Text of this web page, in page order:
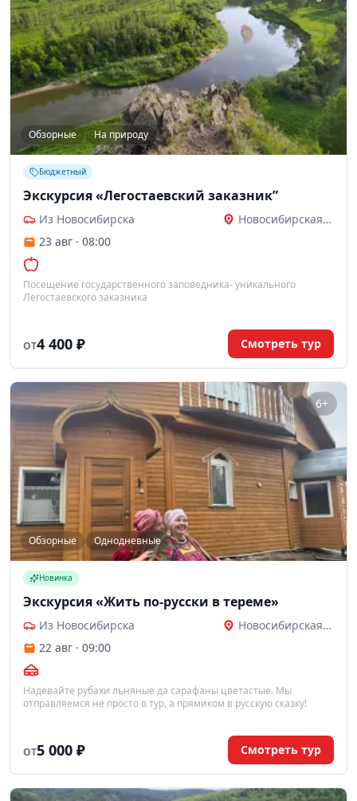
Обзорные На природу
Бюджетный
Экскурсия «Легостаевский заказник”
Из Новосибирска
Новосибирская область
23 авг · 08:00
Посещение государственного заповедника- уникального
Легостаевского заказника
ОТ4 400 ₽ Смотреть тур
6+
Обзорные Однодневные
Новинка
Экскурсия «Жить по-русски в тереме»
Из Новосибирска
Новосибирская область
22 авг · 09:00
Надевайте рубахи льняные да сарафаны цветастые. Мы
отправляемся не просто в тур, а прямиком в русскую сказку!
ОТ5 000 ₽ Смотреть тур